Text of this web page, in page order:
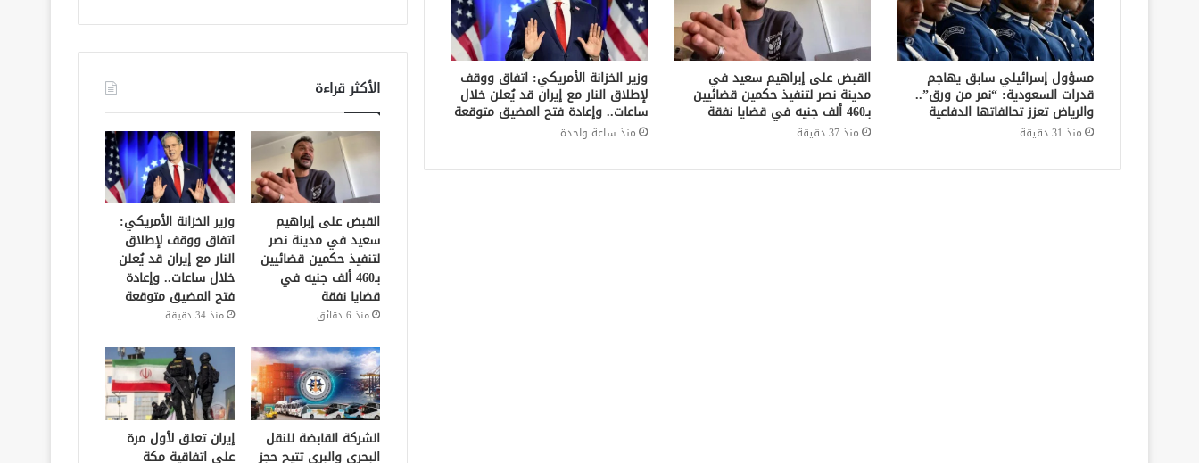
مسؤول إسرائيلي سابق يهاجم
قدرات السعودية: “نمر من ورق”..
والرياض تعزز تحالفاتها الدفاعية
منذ 31 دقيقة
القبض على إبراهيم سعيد في
مدينة نصر لتنفيذ حكمين قضائيين
بـ460 ألف جنيه في قضايا نفقة
منذ 37 دقيقة
وزير الخزانة الأمريكي: اتفاق ووقف
لإطلاق النار مع إيران قد يُعلن خلال
ساعات.. وإعادة فتح المضيق متوقعة
منذ ساعة واحدة
الأكثر قراءة
القبض على إبراهيم
سعيد في مدينة نصر
لتنفيذ حكمين قضائيين
بـ460 ألف جنيه في
قضايا نفقة
منذ 6 دقائق
وزير الخزانة الأمريكي:
اتفاق ووقف لإطلاق
النار مع إيران قد يُعلن
خلال ساعات.. وإعادة
فتح المضيق متوقعة
منذ 34 دقيقة
الشركة القابضة للنقل
البحري والبري تتيح حجز
إيران تعلق لأول مرة
على اتفاقية مكة